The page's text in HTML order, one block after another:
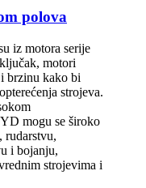
polova
iz motora serije
motori
brzinu kako bi
strojeva.
mogu se široko
rudarstvu,
i bojanju,
strojevima i